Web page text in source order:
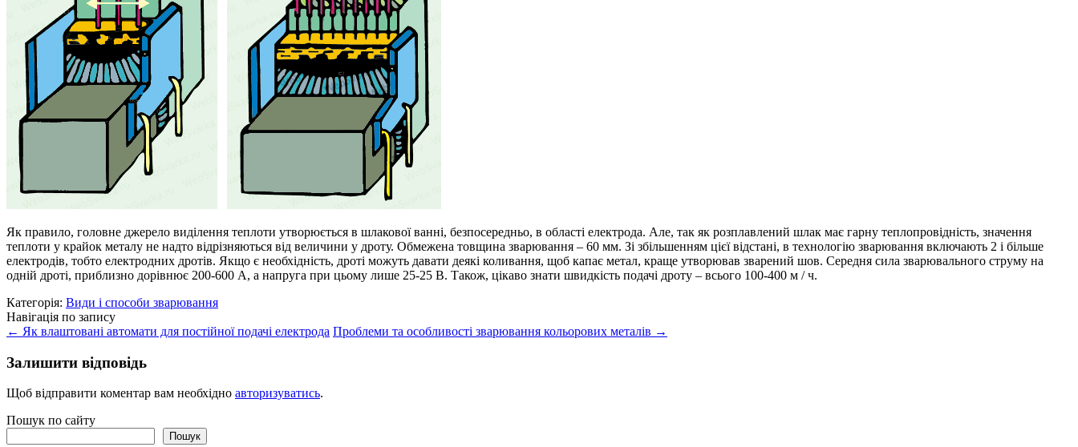
Як правило, головне джерело виділення теплоти утворюється в шлакової ванні, безпосередньо, в області електрода. Але, так як розплавлений шлак має гарну теплопровідність, значення
теплоти у крайок металу не надто відрізняються від величини у дроту. Обмежена товщина зварювання – 60 мм. Зі збільшенням цієї відстані, в технологію зварювання включають 2 і більше
електродів, тобто електродних дротів. Якщо є необхідність, дроті можуть давати деякі коливання, щоб капає метал, краще утворював зварений шов. Середня сила зварювального струму на
одній дроті, приблизно дорівнює 200-600 А, а напруга при цьому лише 25-25 В. Також, цікаво знати швидкість подачі дроту – всього 100-400 м / ч.
Категорія: Види і способи зварювання
Навігація по запису
← Як влаштовані автомати для постійної подачі електрода Проблеми та особливості зварювання кольорових металів →
Залишити відповідь
Щоб відправити коментар вам необхідно авторизуватись.
Пошук по сайту
Пошук